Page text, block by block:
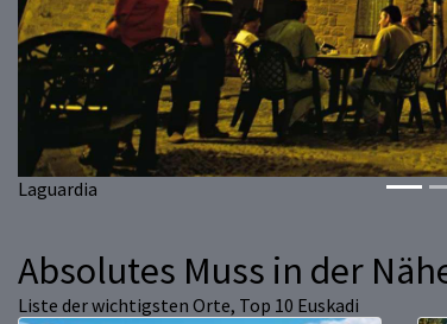
Laguardia
Absolutes Muss in der
Liste der wichtigsten Orte, Top 10 Euskadi